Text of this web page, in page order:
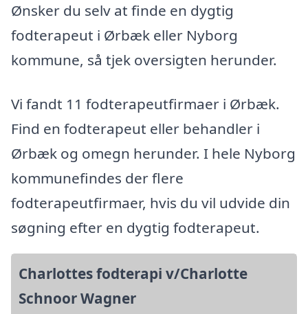
Ønsker du selv at finde en dygtig
fodterapeut i Ørbæk eller Nyborg
kommune, så tjek oversigten herunder.
Vi fandt 11 fodterapeutfirmaer i Ørbæk.
Find en fodterapeut eller behandler i
Ørbæk og omegn herunder. I hele Nyborg
kommunefindes der flere
fodterapeutfirmaer, hvis du vil udvide din
søgning efter en dygtig fodterapeut.
Charlottes fodterapi v/Charlotte
Schnoor Wagner